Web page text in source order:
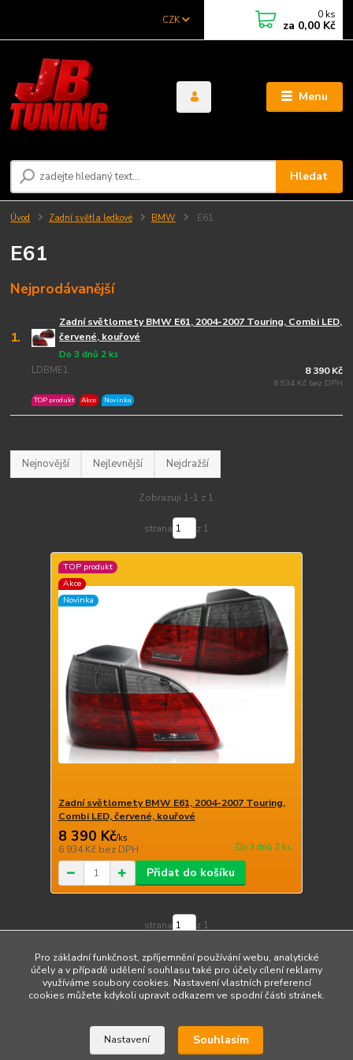
Menu
CZK
Hledat
0 ks
za 0,00 Kč
Úvod Zadní světla ledkové BMW E61
E61
Nejprodávanější
1.
Zadní světlomety BMW E61, 2004-2007 Touring, Combi LED,
červené, kouřové
LDBME1
Do 3 dnů 2 ks
TOP produkt Akce Novinka
8 390 Kč
6 934 Kč bez DPH
Nejnovější Nejlevnější Nejdražší
Zobrazuji 1-1 z 1
strana z 1
TOP produkt
Akce
Novinka
Zadní světlomety BMW E61, 2004-2007 Touring,
Combi LED, červené, kouřové
8 390 Kč/ks
6 934 Kč bez DPH Do 3 dnů 2 ks
Přidat do košíku
strana z 1
Upravit sběr cookies.
Pro základní funkčnost, zpříjemnění používání webu, analytické
účely a v případě udělení souhlasu také pro účely cílení reklamy
využíváme soubory cookies. Nastavení vlastních preferencí
cookies můžete kdykoli upravit odkazem ve spodní části stránek.
Nastavení Souhlasím